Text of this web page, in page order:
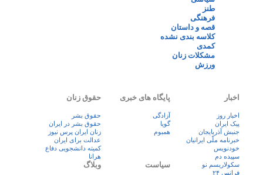
طنز
فرهنگی
قصه و داستان
کلاسه بندی نشده
کمدی
مشکلات زنان
ورزش
اخبار
اخبار روز
پيک ايران
جنبش آذربایجان
خبرنامه ملّی ایرانیان
خودنویس
سپیده دم
سکولاریسم نو
فرانس ۲۴
پایگاه های خبری
آزادگی
گویا
همبوم
حقوق زنان
حقوق بشر
حقوق بشر در ایران
زنان ايران پرس نيوز
عدالت برای ایران
کمیته دانشجویی دفاع
هرانا
سیاست وبلاگ